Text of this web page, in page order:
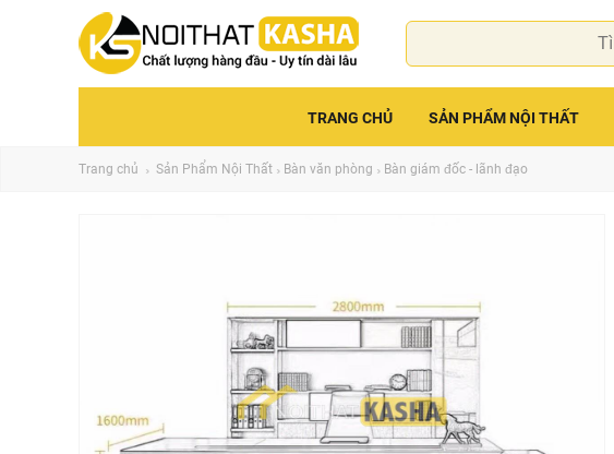
TRANG CHỦ SẢN PHẨM NỘI THẤT
Trang chủ Sản Phẩm Nội Thất Bàn văn phòng Bàn giám đốc - lãnh đạo